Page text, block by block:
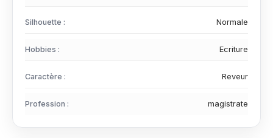
Silhouette : Normale
Hobbies : Ecriture
Caractère : Reveur
Profession : magistrate